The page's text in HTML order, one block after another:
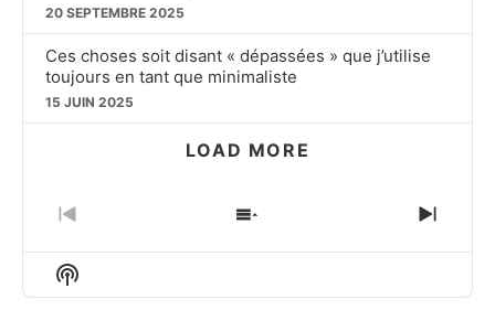
20 SEPTEMBRE 2025
Ces choses soit disant « dépassées » que j’utilise
toujours en tant que minimaliste
15 JUIN 2025
LOAD MORE
PREVIOUS
EPISODE
SHOW
EPISODES
NEXT
Show
Podcast